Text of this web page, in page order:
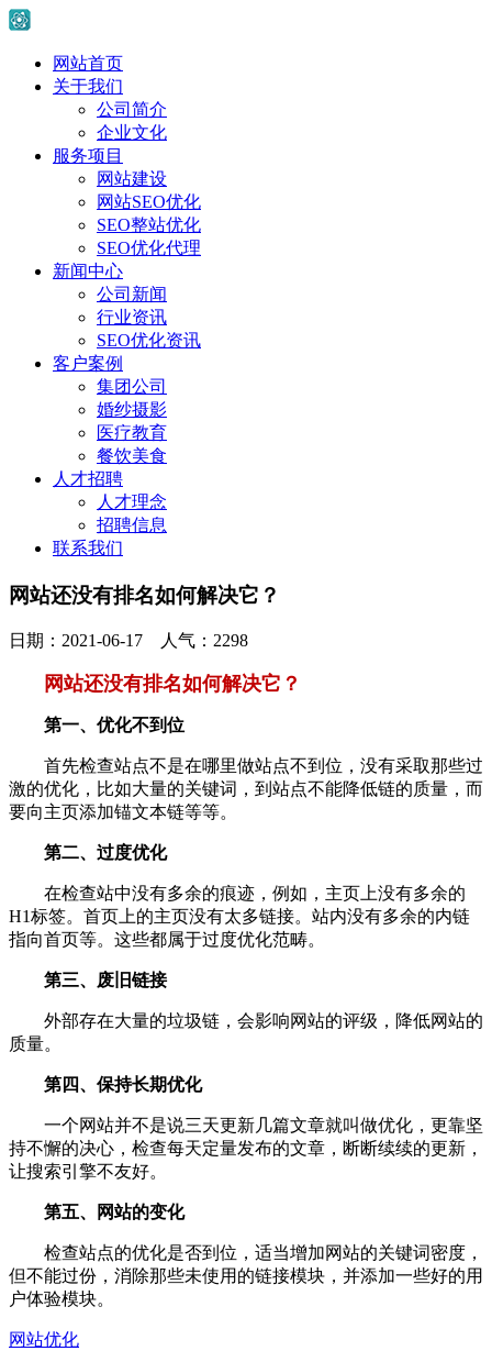
网站首页
关于我们
公司简介
企业文化
服务项目
网站建设
网站SEO优化
SEO整站优化
SEO优化代理
新闻中心
公司新闻
行业资讯
SEO优化资讯
客户案例
集团公司
婚纱摄影
医疗教育
餐饮美食
人才招聘
人才理念
招聘信息
联系我们
网站还没有排名如何解决它？
日期：2021-06-17 人气：2298
网站还没有排名如何解决它？
第一、优化不到位
首先检查站点不是在哪里做站点不到位，没有采取那些过
激的优化，比如大量的关键词，到站点不能降低链的质量，而
要向主页添加锚文本链等等。
第二、过度优化
在检查站中没有多余的痕迹，例如，主页上没有多余的
H1标签。首页上的主页没有太多链接。站内没有多余的内链
指向首页等。这些都属于过度优化范畴。
第三、废旧链接
外部存在大量的垃圾链，会影响网站的评级，降低网站的
质量。
第四、保持长期优化
一个网站并不是说三天更新几篇文章就叫做优化，更靠坚
持不懈的决心，检查每天定量发布的文章，断断续续的更新，
让搜索引擎不友好。
第五、网站的变化
检查站点的优化是否到位，适当增加网站的关键词密度，
但不能过份，消除那些未使用的链接模块，并添加一些好的用
户体验模块。
网站优化